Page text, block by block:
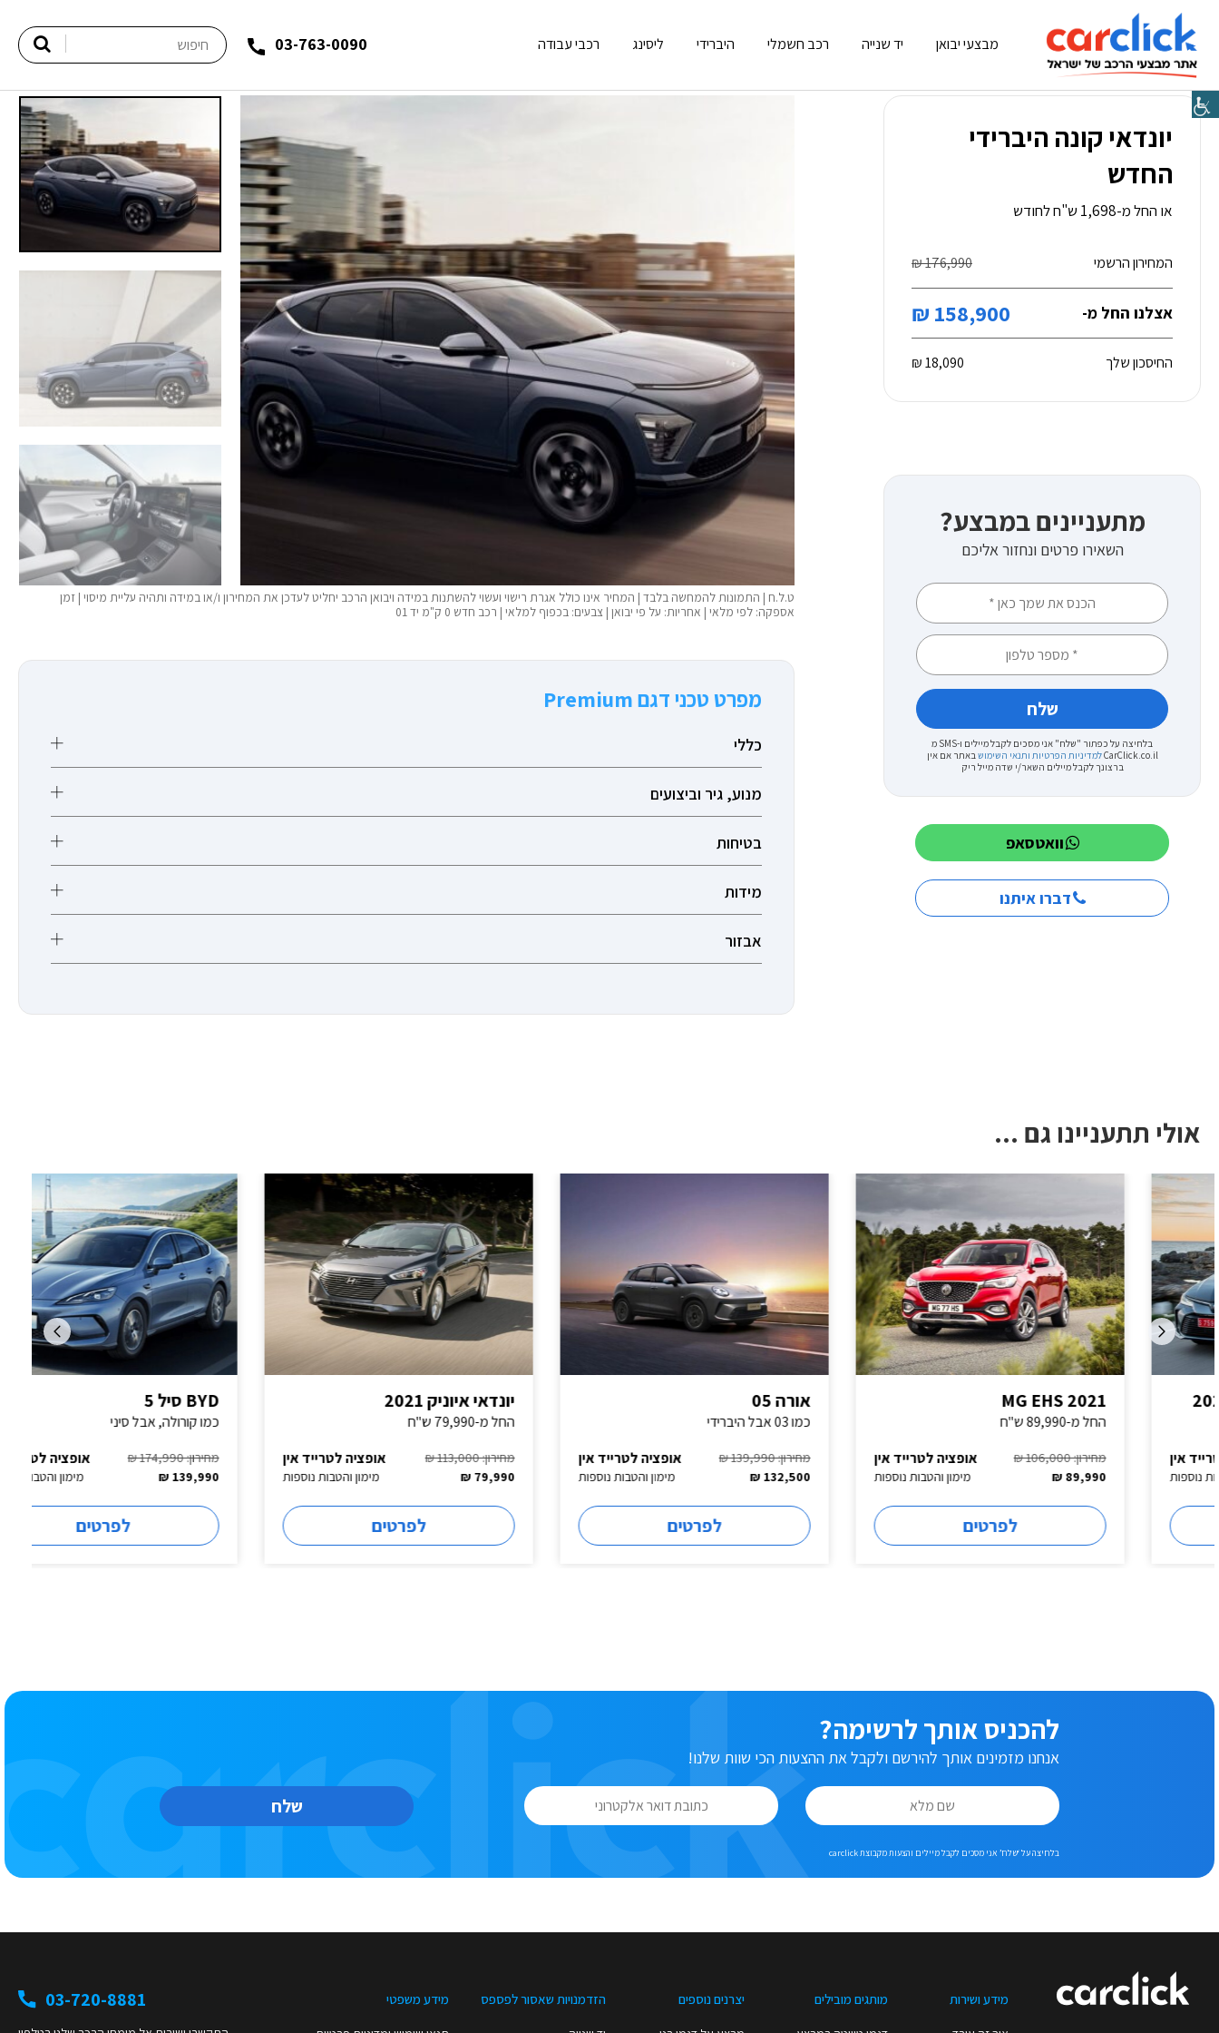
מבצעי יבואן יד שנייה רכב חשמלי היברידי ליסינג רכבי עבודה 03-763-0090
ט.ל.ח | התמונות להמחשה בלבד | המחיר אינו כולל אגרת רישוי ועשוי להשתנות במידה ויבואן הרכב יחליט לעדכן את המחירון ו/או במידה ותהיה עליית מיסוי | זמן
אספקה: לפי מלאי | אחריות: על פי יבואן | צבעים: בכפוף למלאי | רכב חדש 0 ק"מ יד 01
מפרט טכני דגם Premium
כללי
מנוע, גיר וביצועים
בטיחות
מידות
אבזור
יונדאי קונה היברידי
החדש
או החל מ-1,698 ש"ח לחודש
המחירון הרשמי 176,990 ₪
אצלנו החל מ- 158,900 ₪
החיסכון שלך 18,090 ₪
מתעניינים במבצע?
השאירו פרטים ונחזור אליכם
בלחיצה על כפתור "שלח" אני מסכים לקבל מיילים ו-SMS מ
CarClick.co.ilלמדיניות הפרטיות ותנאי השימושבאתר אם אין
ברצונך לקבל מיילים השאר/י שדה מייל ריק
וואטסאפ
דברו איתנו
אולי תתעניינו גם ...
MG EHS 2021
אופציה לטרייד אין
מחירון: 106,000 ₪
מימון והטבות נוספות
89,990 ₪
אופציה לטרייד אין
מחירון: 139,990 ₪
מימון והטבות נוספות
132,500 ₪
יונדאי איוניק 2021
אופציה לטרייד אין
מחירון: 113,000 ₪
מימון והטבות נוספות
79,990 ₪
כמו קורולה, אבל סיני
אופציה לטרייד אין
מחירון: 174,990 ₪
מימון והטבות נוספות
139,990 ₪
להכניס אותך לרשימה?
אנחנו מזמינים אותך להירשם ולקבל את ההצעות הכי שוות שלנו!
שלח
בלחיצה על ‘שלח’ אני מסכים לקבל מיילים והצעות מקבוצת carclick
מידע ושירות מותגים מובילים יצרנים נוספים הזדמנויות שאסור לפספס מידע משפטי 03-720-8881